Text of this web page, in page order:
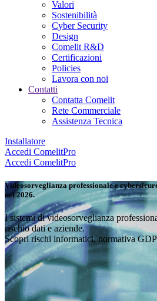
Valori
Sostenibilità
Cyber Security
Design
Comelit R&D
Certificazioni
Policies
Lavora con noi
Contatti
Contatta Comelit
Rete Commerciale
Assistenza Tecnica
Installatore
Accedi ComelitPro
Accedi ComelitPro
Videosorveglianza professionale e
nel 2026.
I sistemi di videosorveglianza
rischio dati e aziende.
Scopri rischi informatici, normativa